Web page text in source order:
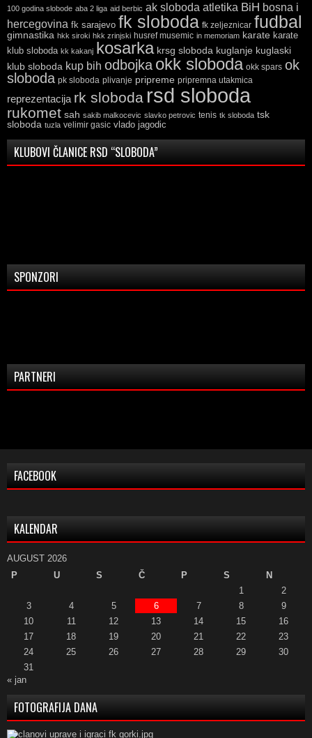
100 godina slobode aba 2 liga aid berbic ak sloboda atletika BiH bosna i
hercegovina fk sarajevo fk sloboda fk zeljeznicar fudbal
gimnastika hkk siroki hkk zrinjski husref musemic in memoriam karate karate
klub sloboda kk kakanj kosarka krsg sloboda kuglanje kuglaski
klub sloboda kup bih odbojka okk sloboda okk spars ok
sloboda pk sloboda plivanje pripreme pripremna utakmica
reprezentacija rk sloboda rsd sloboda
rukomet sah sakib malkocevic slavko petrovic tenis tk sloboda tsk
sloboda tuzla velimir gasic vlado jagodic
KLUBOVI ČLANICE RSD “SLOBODA”
SPONZORI
PARTNERI
FACEBOOK
KALENDAR
AUGUST 2026
P
U S Č P S
N
1
2
3
4 5 6 7 8
9
10
11 12 13 14 15
16
17
18 19 20 21 22
23
24
25 26 27 28 29
30
31
« jan
FOTOGRAFIJA DANA